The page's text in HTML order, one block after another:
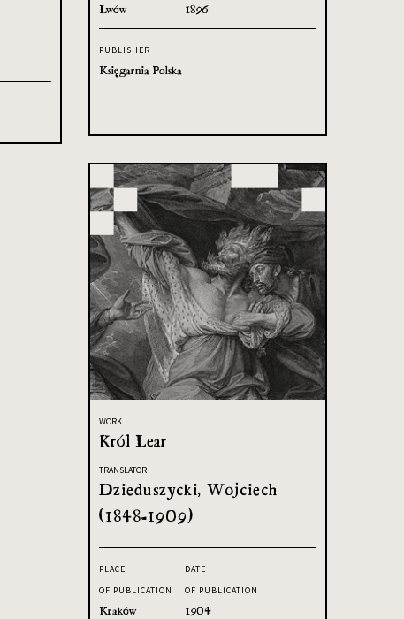
Lwów 1896
PUBLISHER
Księgarnia Polska
WORK
Król Lear
TRANSLATOR
Dzieduszycki, Wojciech
(1848-1909)
PLACE
OF PUBLICATION
Kraków
DATE
OF PUBLICATION
1904